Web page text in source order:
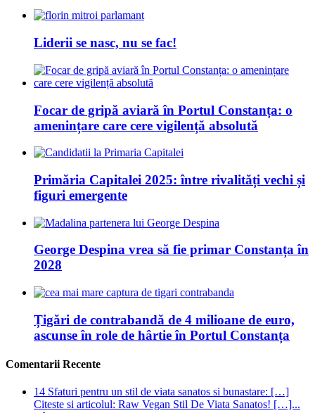
Liderii se nasc, nu se fac!
Focar de gripă aviară în Portul Constanța: o
amenințare care cere vigilență absolută
Primăria Capitalei 2025: între rivalități vechi și
figuri emergente
George Despina vrea să fie primar Constanța în
2028
Țigări de contrabandă de 4 milioane de euro,
ascunse în role de hârtie în Portul Constanța
Comentarii Recente
14 Sfaturi pentru un stil de viata sanatos si bunastare: […]
Citeste si articolul: Raw Vegan Stil De Viata Sanatos! […]...